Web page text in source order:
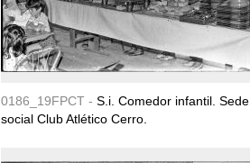
0186_19FPCT - S.i. Comedor infantil. Sede
social Club Atlético Cerro.